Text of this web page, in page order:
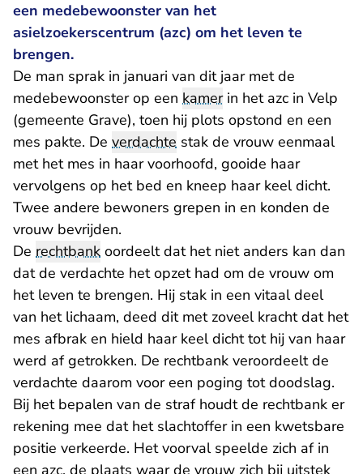
een medebewoonster van het
asielzoekerscentrum (azc) om het leven te
brengen.
De man sprak in januari van dit jaar met de
medebewoonster op een kamerin het azc in Velp
(gemeente Grave), toen hij plots opstond en een
mes pakte. De verdachte stak de vrouw eenmaal
met het mes in haar voorhoofd, gooide haar
vervolgens op het bed en kneep haar keel dicht.
Twee andere bewoners grepen in en konden de
vrouw bevrijden.
De rechtbank oordeelt dat het niet anders kan dan
dat de verdachte het opzet had om de vrouw om
het leven te brengen. Hij stak in een vitaal deel
van het lichaam, deed dit met zoveel kracht dat het
mes afbrak en hield haar keel dicht tot hij van haar
werd af getrokken. De rechtbank veroordeelt de
verdachte daarom voor een poging tot doodslag.
Bij het bepalen van de straf houdt de rechtbank er
rekening mee dat het slachtoffer in een kwetsbare
positie verkeerde. Het voorval speelde zich af in
een azc, de plaats waar de vrouw zich bij uitstek